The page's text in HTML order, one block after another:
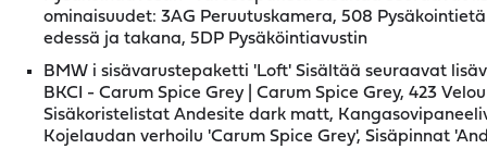
ominaisuudet: 3AG Peruutuskamera, 508
edessä ja takana, 5DP Pysäköintiavustin
BMW i sisävarustepaketti 'Loft' Sisältää seuraavat
BKCI - Carum Spice Grey | Carum Spice Grey, 423
Sisäkoristelistat Andesite dark matt,
Kojelaudan verhoilu 'Carum Spice Grey', Sisäpinnat